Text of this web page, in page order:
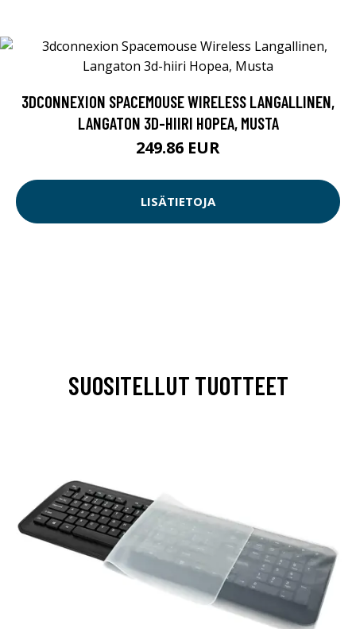
3DCONNEXION SPACEMOUSE WIRELESS LANGALLINEN,
LANGATON 3D-HIIRI HOPEA, MUSTA
249.86 EUR
LISÄTIETOJA
SUOSITELLUT TUOTTEET